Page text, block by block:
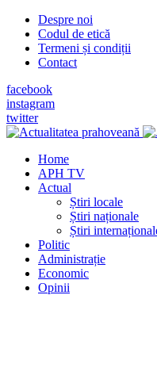
Despre noi
Codul de etică
Termeni și condiții
Contact
facebook
instagram
twitter
Home
APH TV
Actual
Știri locale
Știri naționale
Știri
Politic
Administrație
Economic
Opinii